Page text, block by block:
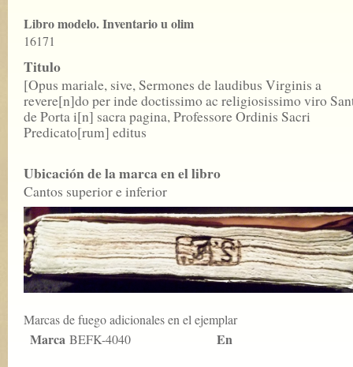
Libro modelo. Inventario u olim
16171
Titulo
[Opus mariale, sive, Sermones de laudibus Virginis a
revere[n]do per inde doctissimo ac religiosissimo viro
de Porta i[n] sacra pagina, Professore Ordinis Sacri
Predicato[rum] editus
Ubicación de la marca en el libro
Cantos superior e inferior
Marcas de fuego adicionales en el ejemplar
Marca BEFK-4040 En